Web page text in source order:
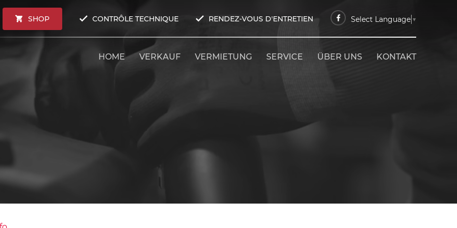
SHOP CONTRÔLE TECHNIQUE RENDEZ-VOUS D'ENTRETIEN Select Language ▼
HOME VERKAUF VERMIETUNG SERVICE ÜBER UNS KONTAKT